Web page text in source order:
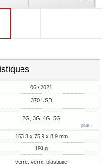
06 / 2021
370 USD
2G, 3G, 4G, 5G
plus ↓
163.3 x 75.9 x 8.9 mm
193 g
verre, verre, plastique